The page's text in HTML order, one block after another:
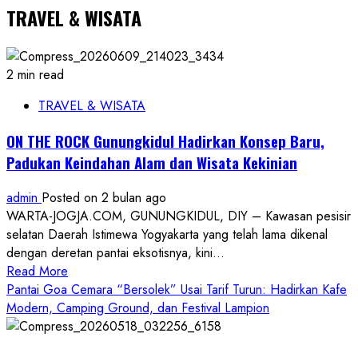
TRAVEL & WISATA
2 min read
TRAVEL & WISATA
ON THE ROCK Gunungkidul Hadirkan Konsep Baru,
Padukan Keindahan Alam dan Wisata Kekinian
admin Posted on 2 bulan ago
WARTA-JOGJA.COM, GUNUNGKIDUL, DIY – Kawasan pesisir
selatan Daerah Istimewa Yogyakarta yang telah lama dikenal
dengan deretan pantai eksotisnya, kini...
Read More
more
about
ON
Pantai Goa Cemara “Bersolek” Usai Tarif Turun: Hadirkan Kafe
Modern, Camping Ground, dan Festival Lampion